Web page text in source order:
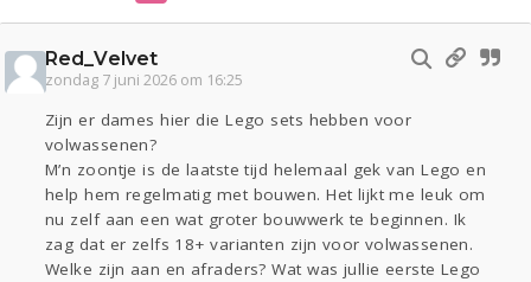
Zwanger
Klussen
Sport Contact Viva zoekt
Aangeboden
Gevraagd
Horen Doen
Zien
Lezen
Red_Velvet
zondag 7 juni 2026 om 16:25
Zijn er dames hier die Lego sets hebben voor
volwassenen?
M’n zoontje is de laatste tijd helemaal gek van Lego en
help hem regelmatig met bouwen. Het lijkt me leuk om
nu zelf aan een wat groter bouwwerk te beginnen. Ik
zag dat er zelfs 18+ varianten zijn voor volwassenen.
Welke zijn aan en afraders? Wat was jullie eerste Lego